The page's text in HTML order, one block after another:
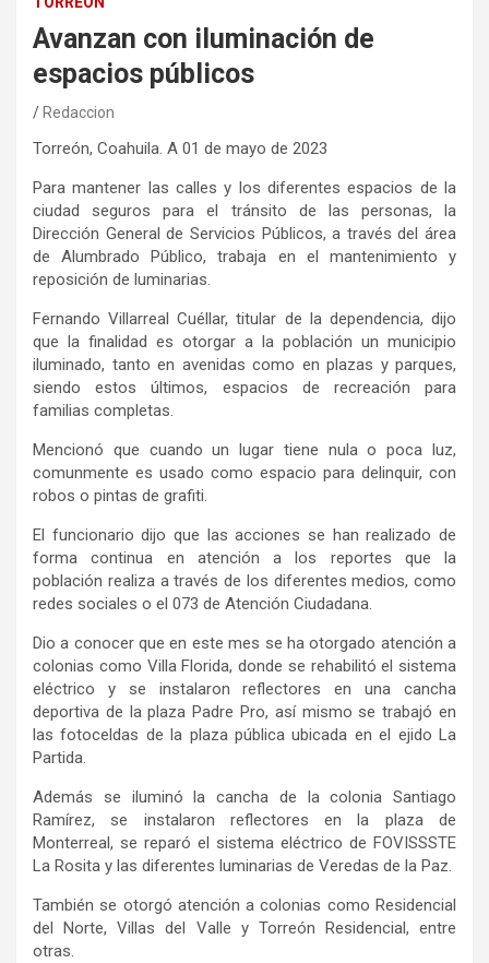
Avanzan con iluminación de
espacios públicos
Redaccion
Torreón, Coahuila. A 01 de mayo de 2023
Para mantener las calles y los diferentes espacios de la
ciudad seguros para el tránsito de las personas, la
Dirección General de Servicios Públicos, a través del área
de Alumbrado Público, trabaja en el mantenimiento y
reposición de luminarias.
Fernando Villarreal Cuéllar, titular de la dependencia, dijo
que la finalidad es otorgar a la población un municipio
iluminado, tanto en avenidas como en plazas y parques,
siendo estos últimos, espacios de recreación para
familias completas.
Mencionó que cuando un lugar tiene nula o poca luz,
comunmente es usado como espacio para delinquir, con
robos o pintas de grafiti.
El funcionario dijo que las acciones se han realizado de
forma continua en atención a los reportes que la
población realiza a través de los diferentes medios, como
redes sociales o el 073 de Atención Ciudadana.
Dio a conocer que en este mes se ha otorgado atención a
colonias como Villa Florida, donde se rehabilitó el sistema
eléctrico y se instalaron reflectores en una cancha
deportiva de la plaza Padre Pro, así mismo se trabajó en
las fotoceldas de la plaza pública ubicada en el ejido La
Partida.
Además se iluminó la cancha de la colonia Santiago
Ramírez, se instalaron reflectores en la plaza de
Monterreal, se reparó el sistema eléctrico de FOVISSSTE
La Rosita y las diferentes luminarias de Veredas de la Paz.
También se otorgó atención a colonias como Residencial
del Norte, Villas del Valle y Torreón Residencial, entre
otras.